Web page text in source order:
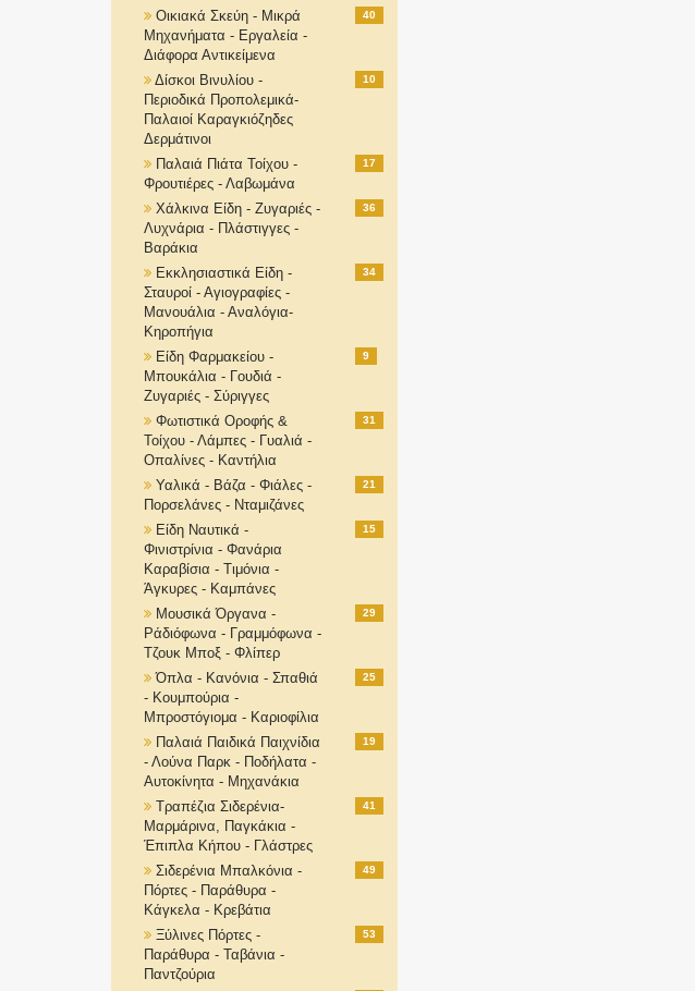
Οικιακά Σκεύη - Μικρά
Μηχανήματα - Εργαλεία -
Διάφορα Αντικείμενα
40
Δίσκοι Βινυλίου -
Περιοδικά Προπολεμικά-
Παλαιοί Καραγκιόζηδες
Δερμάτινοι
10
Παλαιά Πιάτα Τοίχου -
Φρουτιέρες - Λαβωμάνα
17
Χάλκινα Είδη - Ζυγαριές -
Λυχνάρια - Πλάστιγγες -
Βαράκια
36
Εκκλησιαστικά Είδη -
Σταυροί - Αγιογραφίες -
Μανουάλια - Αναλόγια-
Κηροπήγια
34
Είδη Φαρμακείου -
Μπουκάλια - Γουδιά -
Ζυγαριές - Σύριγγες
9
Φωτιστικά Οροφής &
Τοίχου - Λάμπες - Γυαλιά -
Οπαλίνες - Καντήλια
31
Υαλικά - Βάζα - Φιάλες -
Πορσελάνες - Νταμιζάνες
21
Είδη Ναυτικά -
Φινιστρίνια - Φανάρια
Καραβίσια - Τιμόνια -
Άγκυρες - Καμπάνες
15
Μουσικά Όργανα -
Ράδιόφωνα - Γραμμόφωνα -
Τζουκ Μποξ - Φλίπερ
29
Όπλα - Κανόνια - Σπαθιά
- Κουμπούρια -
Μπροστόγιομα - Καριοφίλια
25
Παλαιά Παιδικά Παιχνίδια
- Λούνα Παρκ - Ποδήλατα -
Αυτοκίνητα - Μηχανάκια
19
Τραπέζια Σιδερένια-
Μαρμάρινα, Παγκάκια -
Έπιπλα Κήπου - Γλάστρες
41
Σιδερένια Μπαλκόνια -
Πόρτες - Παράθυρα -
Κάγκελα - Κρεβάτια
49
Ξύλινες Πόρτες -
Παράθυρα - Ταβάνια -
Παντζούρια
53